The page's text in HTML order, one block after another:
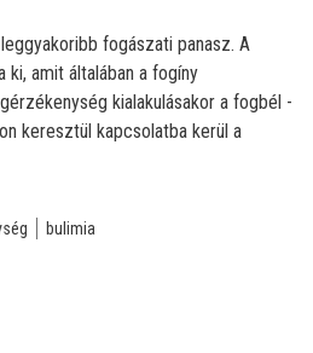
fogászati panasz. A
ki, amit általában a fogíny
kialakulásakor a fogbél -
keresztül kapcsolatba kerül a
bulimia